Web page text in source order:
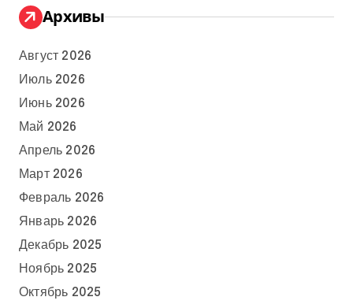
Архивы
Август 2026
Июль 2026
Июнь 2026
Май 2026
Апрель 2026
Март 2026
Февраль 2026
Январь 2026
Декабрь 2025
Ноябрь 2025
Октябрь 2025